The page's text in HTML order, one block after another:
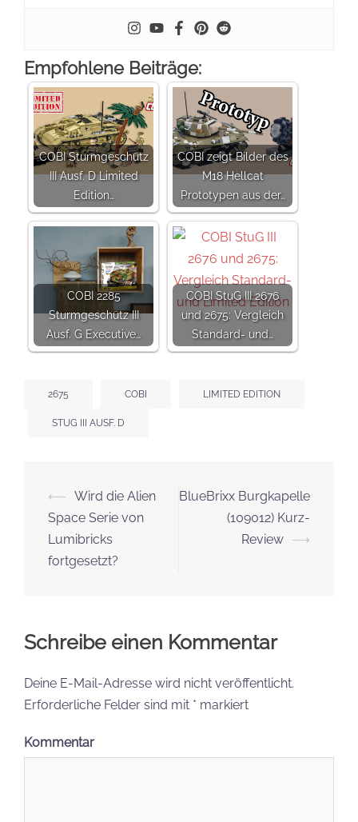
Empfohlene Beiträge:
COBI Sturmgeschütz
III Ausf. D Limited
Edition…
COBI zeigt Bilder des
M18 Hellcat
Prototypen aus der…
COBI 2285
Sturmgeschütz III
Ausf. G Executive…
COBI StuG III 2676
und 2675: Vergleich
Standard- und…
2675 COBI LIMITED EDITION
STUG III AUSF. D
Beitrags-
Navigation
⟵ Wird die Alien
Space Serie von
Lumibricks
fortgesetzt?
BlueBrixx Burgkapelle
(109012) Kurz-
Review ⟶
Schreibe einen Kommentar
Deine E-Mail-Adresse wird nicht veröffentlicht.
Erforderliche Felder sind mit * markiert
Kommentar